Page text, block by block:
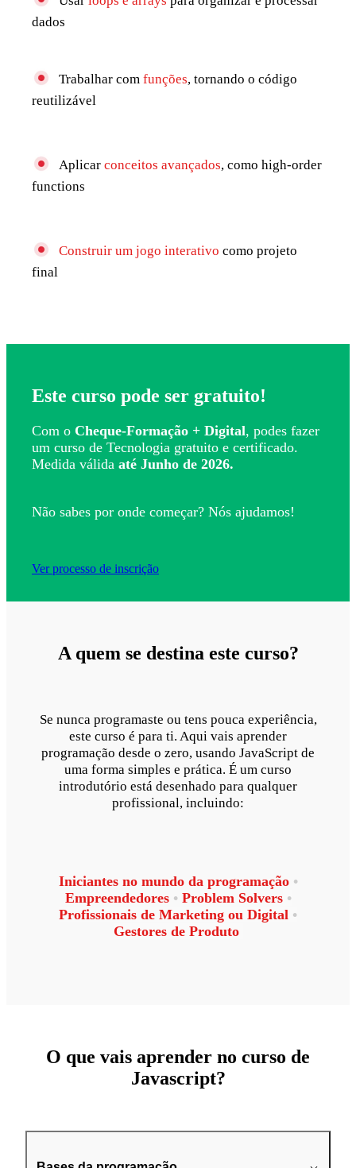
dados
Trabalhar com funções, tornando o código
reutilizável
Aplicar conceitos avançados, como high-order
functions
Construir um jogo interativo como projeto
final
Este curso pode ser gratuito!
Com o Cheque-Formação + Digital, podes fazer
um curso de Tecnologia gratuito e certificado.
Medida válida até Junho de 2026.
Não sabes por onde começar? Nós ajudamos!
Ver processo de inscrição
A quem se destina este curso?
Se nunca programaste ou tens pouca experiência,
este curso é para ti. Aqui vais aprender
programação desde o zero, usando JavaScript de
uma forma simples e prática. É um curso
introdutório está desenhado para qualquer
profissional, incluindo:
Iniciantes no mundo da programação •
Empreendedores •Problem Solvers •
Profissionais de Marketing ou Digital •
Gestores de Produto
O que vais aprender no curso de
Javascript?